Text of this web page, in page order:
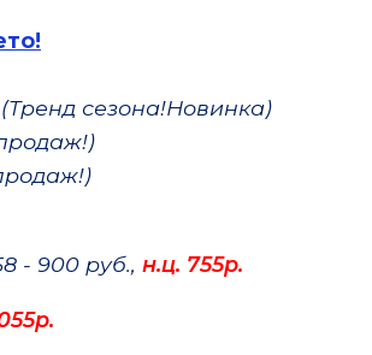
(Тренд сезона!Новинка)
- 900 руб., н.ц. 755р.